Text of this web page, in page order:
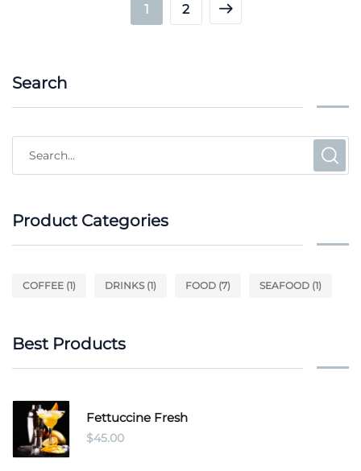
1 2
Search
Product Categories
COFFEE (1) DRINKS(1) FOOD (7) SEAFOOD (1)
Best Products
Fettuccine Fresh
$45.00